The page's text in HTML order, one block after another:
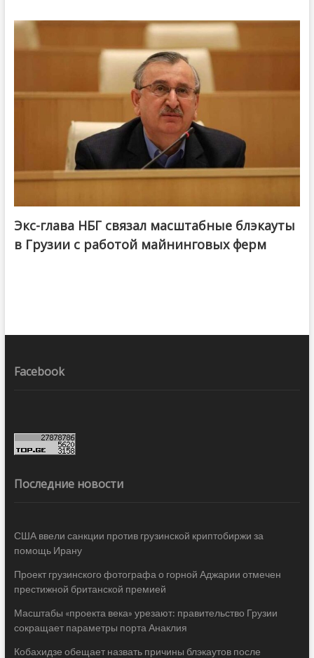
Экс-глава НБГ связал масштабные блэкауты
в Грузии с работой майнинговых ферм
Facebook
Последние новости
США ввели санкции против грузинской криптобиржи за
помощь Ирану
Проект грузинского фотографа о горной Аджарии отмечен
престижной британской премией
Масштабы «проекта века» урезают: правительство Грузии
сокращает параметры порта Анаклия
Кобахидзе обещает назвать причины блэкаутов после